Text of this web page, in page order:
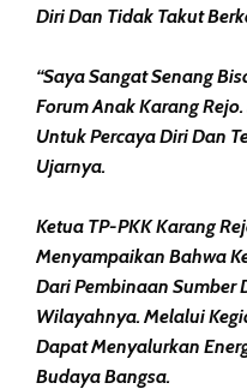
Diri Dan Tidak Takut
“Saya Sangat Senang
Forum Anak Karang
Untuk Percaya Diri Dan
Ujarnya.
Ketua TP-PKK Karang
Menyampaikan Bahwa
Dari Pembinaan Sumber
Wilayahnya. Melalui
Dapat Menyalurkan
Budaya Bangsa.